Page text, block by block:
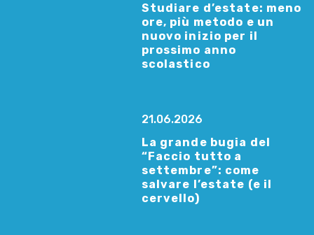
Studiare d’estate: meno
ore, più metodo e un
nuovo inizio per il
prossimo anno
scolastico
21.06.2026
La grande bugia del
“Faccio tutto a
settembre”: come
salvare l’estate (e il
cervello)